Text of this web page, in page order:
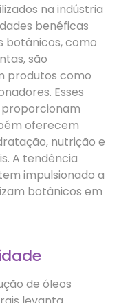
na indústria
benéficas
botânicos, como
são
produtos como
Esses
oferecem
nutrição e
A tendência
impulsionado a
botânicos em
de óleos